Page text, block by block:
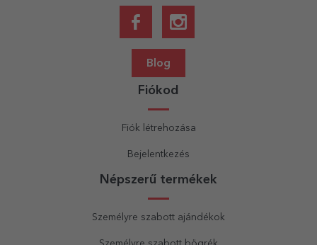
Blog
Fiókod
Fiók létrehozása
Bejelentkezés
Népszerű termékek
Személyre szabott ajándékok